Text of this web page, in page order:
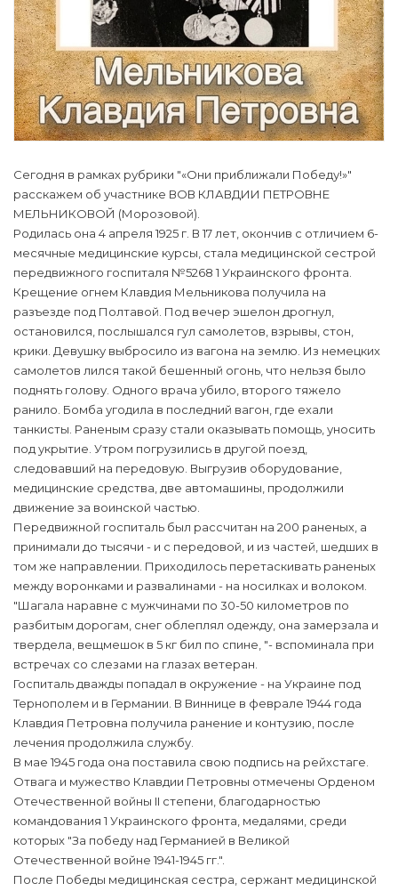
Сегодня в рамках рубрики "«Они приближали Победу!»"
расскажем об участнике ВОВ КЛАВДИИ ПЕТРОВНЕ
МЕЛЬНИКОВОЙ (Морозовой).
Родилась она 4 апреля 1925 г. В 17 лет, окончив с отличием 6-
месячные медицинские курсы, стала медицинской сестрой
передвижного госпиталя №5268 1 Украинского фронта.
Крещение огнем Клавдия Мельникова получила на
разъезде под Полтавой. Под вечер эшелон дрогнул,
остановился, послышался гул самолетов, взрывы, стон,
крики. Девушку выбросило из вагона на землю. Из немецких
самолетов лился такой бешенный огонь, что нельзя было
поднять голову. Одного врача убило, второго тяжело
ранило. Бомба угодила в последний вагон, где ехали
танкисты. Раненым сразу стали оказывать помощь, уносить
под укрытие. Утром погрузились в другой поезд,
следовавший на передовую. Выгрузив оборудование,
медицинские средства, две автомашины, продолжили
движение за воинской частью.
Передвижной госпиталь был рассчитан на 200 раненых, а
принимали до тысячи - и с передовой, и из частей, шедших в
том же направлении. Приходилось перетаскивать раненых
между воронками и развалинами - на носилках и волоком.
"Шагала наравне с мужчинами по 30-50 километров по
разбитым дорогам, снег облеплял одежду, она замерзала и
твердела, вещмешок в 5 кг бил по спине, "- вспоминала при
встречах со слезами на глазах ветеран.
Госпиталь дважды попадал в окружение - на Украине под
Тернополем и в Германии. В Виннице в феврале 1944 года
Клавдия Петровна получила ранение и контузию, после
лечения продолжила службу.
В мае 1945 года она поставила свою подпись на рейхстаге.
Отвага и мужество Клавдии Петровны отмечены Орденом
Отечественной войны II степени, благодарностью
командования 1 Украинского фронта, медалями, среди
которых "За победу над Германией в Великой
Отечественной войне 1941-1945 гг.".
После Победы медицинская сестра, сержант медицинской